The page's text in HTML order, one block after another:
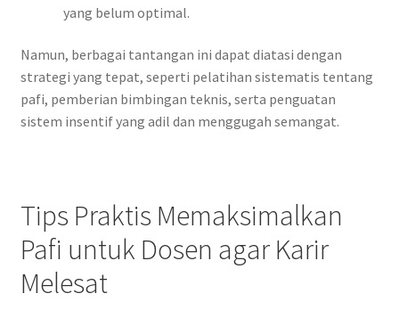
yang belum optimal.
Namun, berbagai tantangan ini dapat diatasi dengan
strategi yang tepat, seperti pelatihan sistematis tentang
pafi, pemberian bimbingan teknis, serta penguatan
sistem insentif yang adil dan menggugah semangat.
Tips Praktis Memaksimalkan
Pafi untuk Dosen agar Karir
Melesat